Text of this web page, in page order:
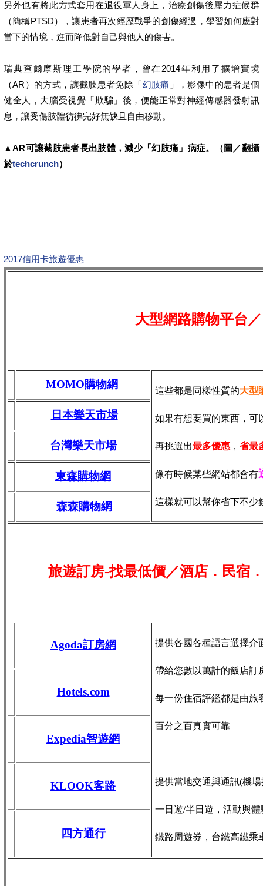
另外也有將此方式套用在退役軍人身上，治療創傷後壓力症候群
（簡稱PTSD），讓患者再次經歷戰爭的創傷經過，學習如何應對
當下的情境，進而降低對自己與他人的傷害。
瑞典查爾摩斯理工學院的學者，曾在2014年利用了擴增實境
（AR）的方式，讓截肢患者免除「幻肢痛 」，影像中的患者是個
健全人，大腦受視覺「欺騙」後，便能正常對神經傳感器發射訊
息，讓受傷肢體彷彿完好無缺且自由移動。
▲AR可讓截肢患者長出肢體，減少「幻肢痛」病症。（圖／翻攝
於techcrunch）
2017信用卡旅遊優惠
大型網路購物平台
MOMO購物網
這些都是同樣性質的大型
如果有想要買的東西，可
再挑選出最多優惠 ， 省最
像有時候某些網站都會有
這樣就可以幫你省下不少
日本樂天市場
台灣樂天市場
東森購物網
森森購物網
旅遊訂房-找最低價／酒店．民宿
Agoda訂房網 提供各國各種語言選擇介
帶給您數以萬計的飯店訂
每一份住宿評鑑都是由旅
百分之百真實可靠
提供當地交通與通訊(機
一日遊/半日遊，活動與
鐵路周遊券，台鐵高鐵乘
Hotels.com
Expedia智遊網
KLOOK客路
四方通行